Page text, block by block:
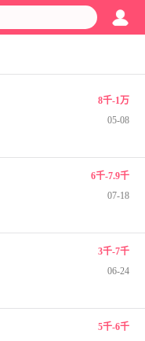
8千-1万
05-08
6千-7.9千
07-18
3千-7千
06-24
5千-6千